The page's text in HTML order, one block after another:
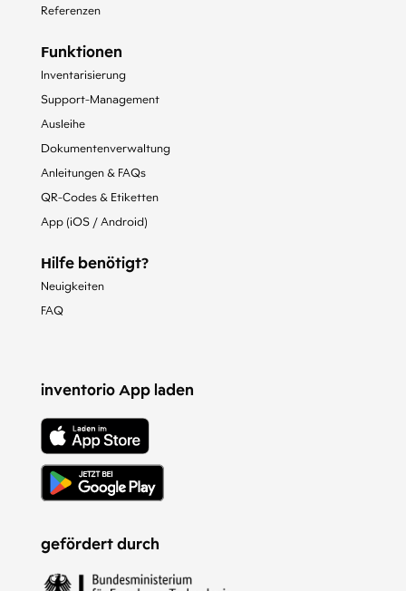
Referenzen
Funktionen
Inventarisierung
Support-Management
Ausleihe
Dokumentenverwaltung
Anleitungen & FAQs
QR-Codes & Etiketten
App (iOS / Android)
Hilfe benötigt?
Neuigkeiten
FAQ
inventorio App laden
gefördert durch